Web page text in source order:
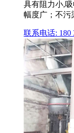
具有阻力小,
幅度广；不污
联系电话: 180